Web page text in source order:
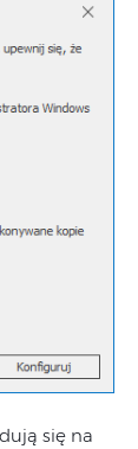
się na